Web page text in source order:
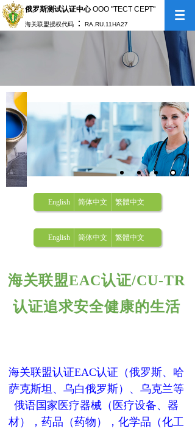
俄罗斯测试认证中心 ООО "ТЕСТ СЕРТ"
海关联盟授权代码 ： RA.RU.11НА27
English 简体中文 繁體中文
English 简体中文 繁體中文
海关联盟EAC认证/CU-TR
认证追求安全健康的生活
海关联盟认证EAC认证（俄罗斯、哈
萨克斯坦、乌白俄罗斯）、乌克兰等
俄语国家医疗器械（医疗设备、器
材），药品（药物），化学品（化工